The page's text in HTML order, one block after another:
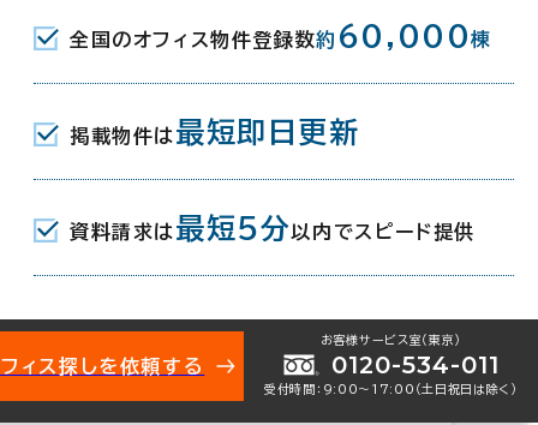
都営浅草線) A7口 3分
京メトロ銀座線) 6番口 4分
八重洲南口 8分
リニューアル：2012年 3月）
下1階建
全国のオフィス物件登録数約 60,000棟
掲載物件は 最短即日更新
資料請求は 最短5分 以内でスピード提供
ィス探しを依頼する
お客様サービス室（東京）
0120-534-011
受付時間：9:00〜17:00（土日祝日は除く）